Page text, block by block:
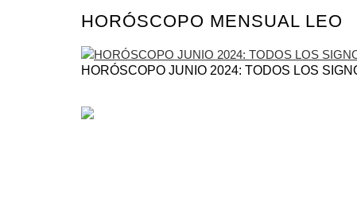
HORÓSCOPO MENSUAL LEO
HORÓSCOPO JUNIO 2024: TODOS LOS